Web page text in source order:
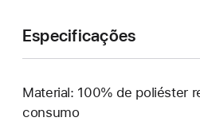
Especificações
Material: 100% de poliéster
consumo